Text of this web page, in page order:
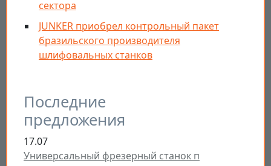
Последние
предложения
17.07
Универсальный фрезерный станок п
сектора
JUNKER приобрел контрольный пакет
бразильского производителя
шлифовальных станков